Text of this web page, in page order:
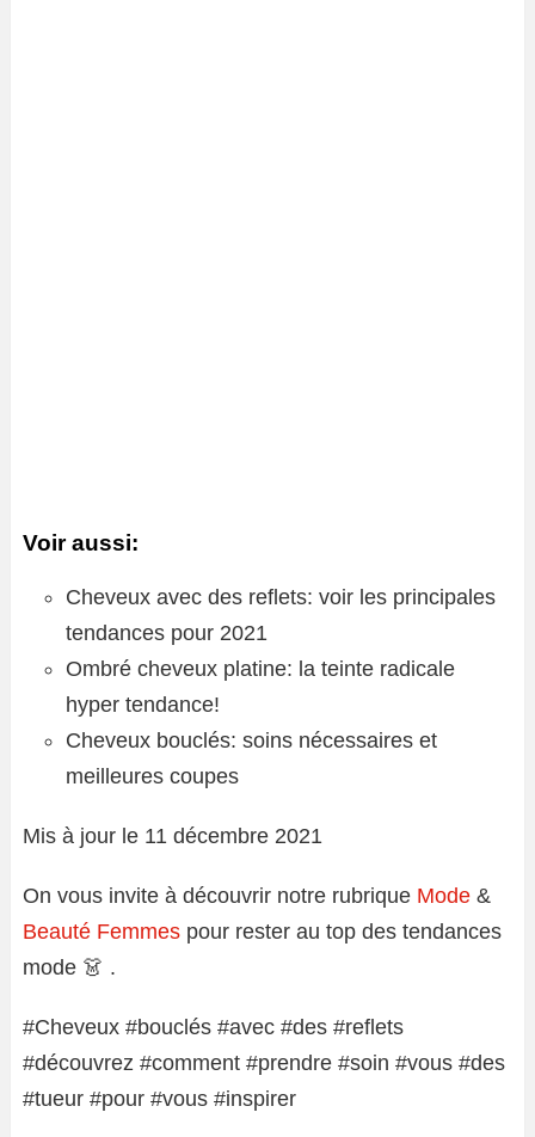
Voir aussi:
Cheveux avec des reflets: voir les principales
tendances pour 2021
Ombré cheveux platine: la teinte radicale
hyper tendance!
Cheveux bouclés: soins nécessaires et
meilleures coupes
Mis à jour le 11 décembre 2021
On vous invite à découvrir notre rubrique Mode &
Beauté Femmes pour rester au top des tendances
mode 👗 .
#Cheveux #bouclés #avec #des #reflets
#découvrez #comment #prendre #soin #vous #des
#tueur #pour #vous #inspirer